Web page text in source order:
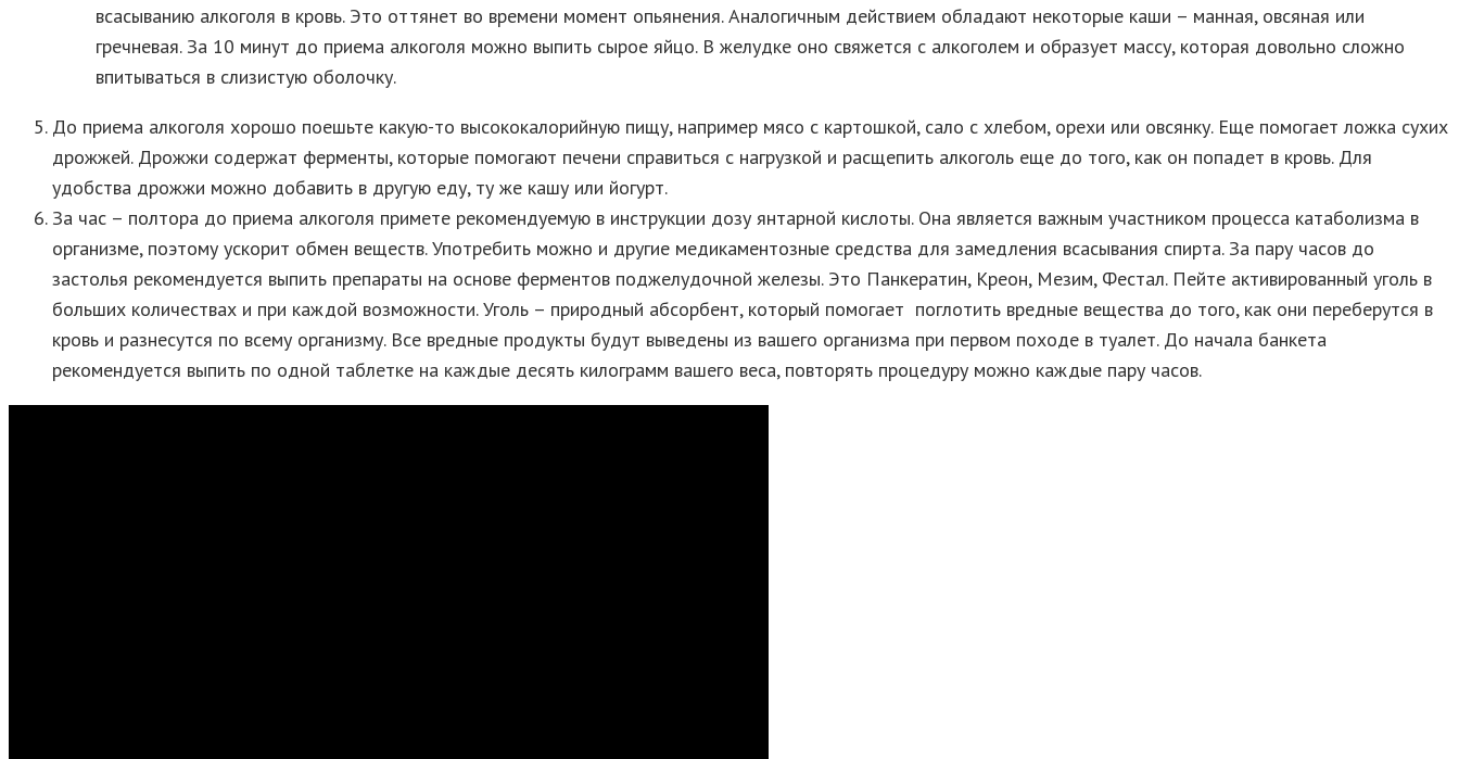
всасыванию алкоголя в кровь. Это оттянет во времени момент опьянения. Аналогичным действием обладают некоторые каши – манная, овсяная или
гречневая. За 10 минут до приема алкоголя можно выпить сырое яйцо. В желудке оно свяжется с алкоголем и образует массу, которая довольно сложно
впитываться в слизистую оболочку.
До приема алкоголя хорошо поешьте какую-то высококалорийную пищу, например мясо с картошкой, сало с хлебом, орехи или овсянку. Еще помогает ложка сухих
дрожжей. Дрожжи содержат ферменты, которые помогают печени справиться с нагрузкой и расщепить алкоголь еще до того, как он попадет в кровь. Для
удобства дрожжи можно добавить в другую еду, ту же кашу или йогурт.
За час – полтора до приема алкоголя примете рекомендуемую в инструкции дозу янтарной кислоты. Она является важным участником процесса катаболизма в
организме, поэтому ускорит обмен веществ. Употребить можно и другие медикаментозные средства для замедления всасывания спирта. За пару часов до
застолья рекомендуется выпить препараты на основе ферментов поджелудочной железы. Это Панкератин, Креон, Мезим, Фестал. Пейте активированный уголь в
больших количествах и при каждой возможности. Уголь – природный абсорбент, который помогает поглотить вредные вещества до того, как они переберутся в
кровь и разнесутся по всему организму. Все вредные продукты будут выведены из вашего организма при первом походе в туалет. До начала банкета
рекомендуется выпить по одной таблетке на каждые десять килограмм вашего веса, повторять процедуру можно каждые пару часов.